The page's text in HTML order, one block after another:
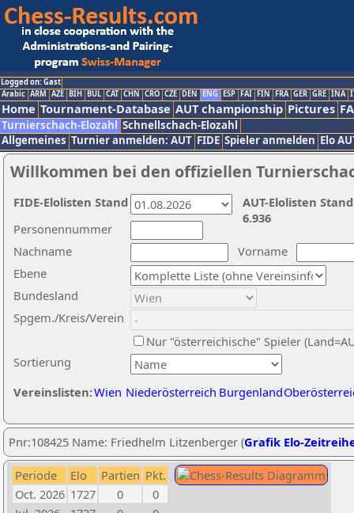
Logged on: Gast
Arabic ARM AZE BIH BUL CAT CHN CRO CZE DEN ENG ESP FAI FIN FRA GER GRE INA
Home Tournament-Database AUT championship Pictures
Turnierschach-Elozahl Schnellschach-Elozahl
Allgemeines Turnier anmelden: AUT FIDE Spieler anmelden Elo
Willkommen bei den offiziellen
Nachname
Vorname
Ebene
Sortierung
Personennummer
Bundesland
Spgem./Kreis/Verein
Nur "österreichische" Spieler
Vereinslisten:Wien Niederösterreich Burgenland
AUT-Elolisten
6.936
FIDE-Elolisten Stand
Pnr:108425 Name: Friedhelm Litzenberger (Grafik Elo-
Periode Elo Partien Pkt.
Oct. 2026 1727 0
0